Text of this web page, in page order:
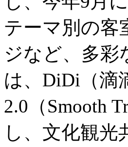
テーマ別の客
ジなど、多彩
は、DiDi（滴
2.0（Smooth
し、文化観